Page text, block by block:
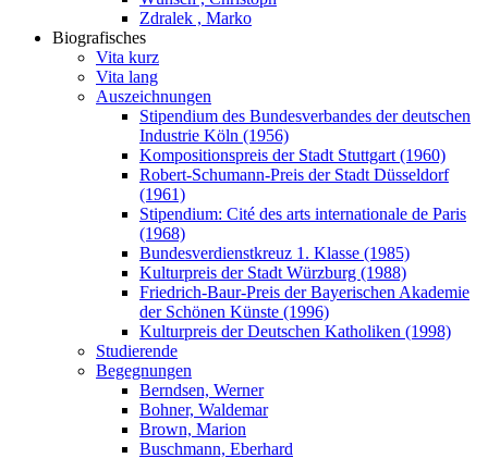
Zdralek , Marko
Biografisches
Vita kurz
Vita lang
Auszeichnungen
Stipendium des Bundesverbandes der deutschen
Industrie Köln (1956)
Kompositionspreis der Stadt Stuttgart (1960)
Robert-Schumann-Preis der Stadt Düsseldorf
(1961)
Stipendium: Cité des arts internationale de Paris
(1968)
Bundesverdienstkreuz 1. Klasse (1985)
Kulturpreis der Stadt Würzburg (1988)
Friedrich-Baur-Preis der Bayerischen Akademie
der Schönen Künste (1996)
Kulturpreis der Deutschen Katholiken (1998)
Studierende
Begegnungen
Berndsen, Werner
Bohner, Waldemar
Brown, Marion
Buschmann, Eberhard